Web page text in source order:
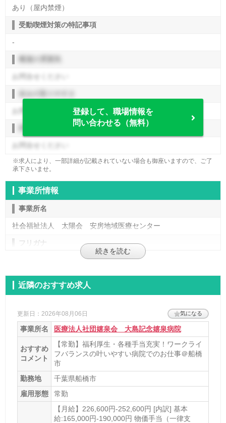
あり（屋内禁煙）
受動喫煙対策の特記事項
-
職場の雰囲気
お問合せください
お問合せください
登録して、職場情報を
問い合わせる（無料）
※求人により、一部詳細が記載されていない場合も御座いますので、ご了
承下さいませ。
事業所情報
事業所名
社会福祉法人 太陽会 安房地域医療センター
フリガナ
アワチイキイリョウセンター
施設形態
病院
法人名
社会福祉法人 太陽会
診療項目
内科・呼吸器科・消化器科・循環器科・小児科・神経内科・外
科・泌尿器科・麻酔科・アレルギー科・リウマチ科・透析
診療時間
月～土 9:00～12:00(科目毎時間・曜日あり/予約制) 月～金
13:30～17:00(科目毎時間・曜日あり/予約制)
近隣のおすすめ求人
更新日：2026年08月06日 気になる
事業所名 医療法人社団嬉泉会 大島記念嬉泉病院
おすすめ
コメント
【常勤】福利厚生・各種手当充実！ワークライ
フバランスの叶いやすい病院でのお仕事＠船橋
市
勤務地
千葉県船橋市
雇用形態
常勤
【月給】226,600円-252,600円 [内訳] 基本
給:165,000円-190,000円 物価手当（一律支